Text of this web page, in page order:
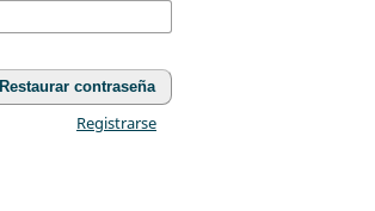
Restaurar contraseña
Registrarse